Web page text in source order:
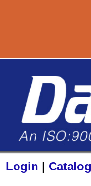
Login | Catalog